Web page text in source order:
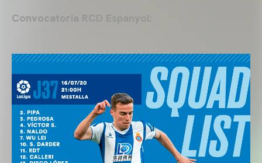
Convocatoria RCD Espanyol